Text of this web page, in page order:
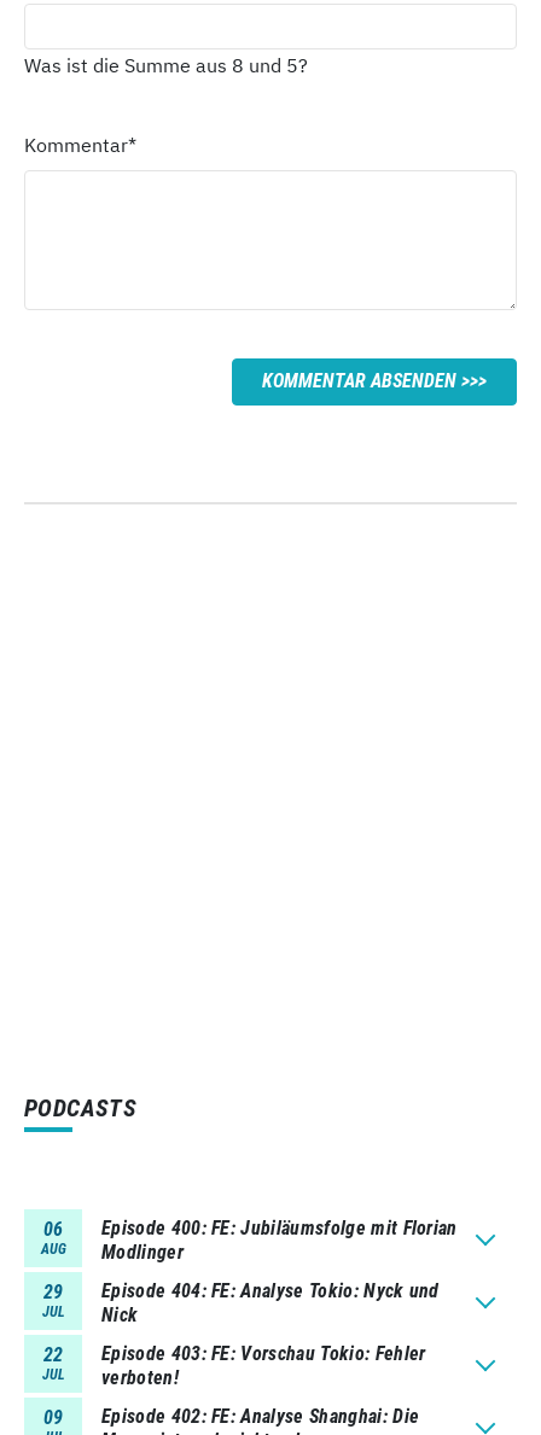
Was ist die Summe aus 8 und 5?
Kommentar*
KOMMENTAR ABSENDEN
PODCASTS
06
AUG
Episode 400 FE: Jubiläumsfolge mit Florian
Modlinger
29
JUL
Episode 404 FE: Analyse Tokio: Nyck und
Nick
22
JUL
Episode 403 FE: Vorschau Tokio: Fehler
verboten!
09
Episode 402 FE: Analyse Shanghai: Die